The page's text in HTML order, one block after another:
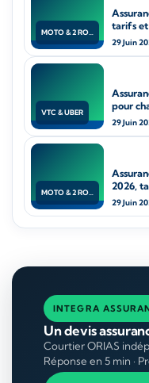
tarifs et
29 Juin
VTC & UBER
pour
29 Juin
2026,
29 Juin
INTEGRA
Un devis
Courtier ORIAS
Réponse en 5 min ·